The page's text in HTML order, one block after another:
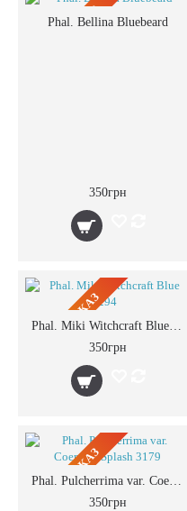
ПРЕДЗАКАЗ
Phal. Bellina Bluebeard
350грн
ПРЕДЗАКАЗ
Phal. Miki Witchcraft Blue 294
350грн
ПРЕДЗАКАЗ
Phal. Pulcherrima var. Coerulea Splash 3179
350грн